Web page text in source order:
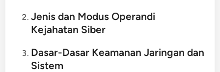
Jenis dan Modus Operandi
Kejahatan Siber
Dasar-Dasar Keamanan Jaringan dan
Sistem